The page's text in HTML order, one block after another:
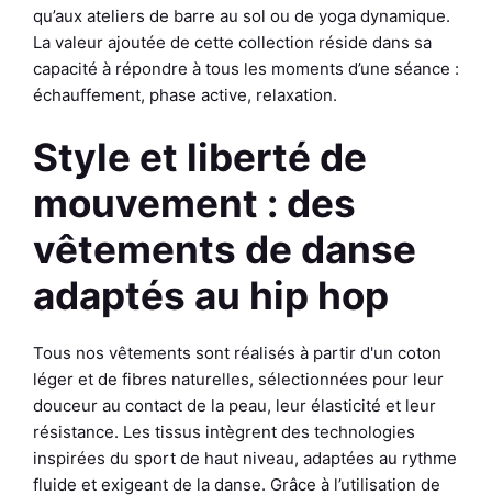
qu’aux ateliers de barre au sol ou de yoga dynamique.
La valeur ajoutée de cette collection réside dans sa
capacité à répondre à tous les moments d’une séance :
échauffement, phase active, relaxation.
Style et liberté de
mouvement : des
vêtements de danse
adaptés au hip hop
Tous nos vêtements sont réalisés à partir d'un coton
léger et de fibres naturelles, sélectionnées pour leur
douceur au contact de la peau, leur élasticité et leur
résistance. Les tissus intègrent des technologies
inspirées du sport de haut niveau, adaptées au rythme
fluide et exigeant de la danse. Grâce à l’utilisation de